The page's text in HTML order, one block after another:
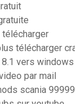
télécharger
vers
par mail
scania